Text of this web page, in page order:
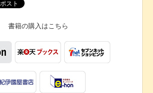
書籍の購入はこちら